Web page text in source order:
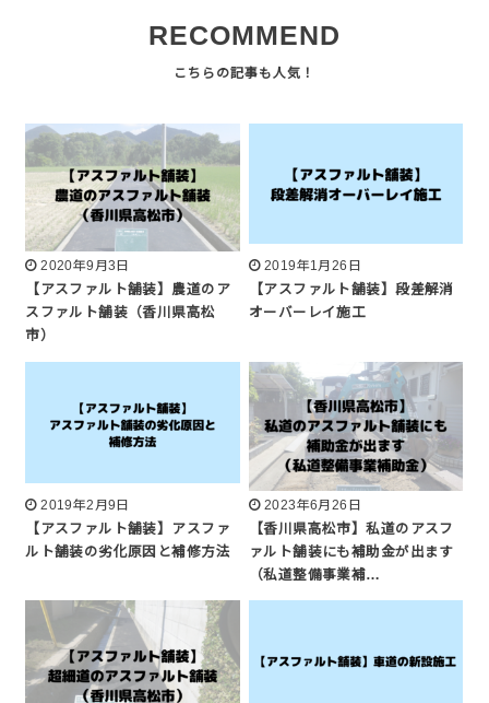
RECOMMEND
2020年9月3日
【アスファルト舗装】農道のア
スファルト舗装（香川県高松
市）
2019年1月26日
【アスファルト舗装】段差解消
オーバーレイ施工
2019年2月9日
【アスファルト舗装】アスファ
ルト舗装の劣化原因と補修方法
2023年6月26日
【香川県高松市】私道のアスフ
ァルト舗装にも補助金が出ます
（私道整備事業補…